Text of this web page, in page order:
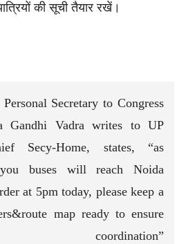
की सूची तैयार रखें।
Secretary to Congress
Gandhi Vadra writes to UP
Secy-Home, states, “as
buses will reach Noida
at 5pm today, please keep a
map ready to ensure
coordination”